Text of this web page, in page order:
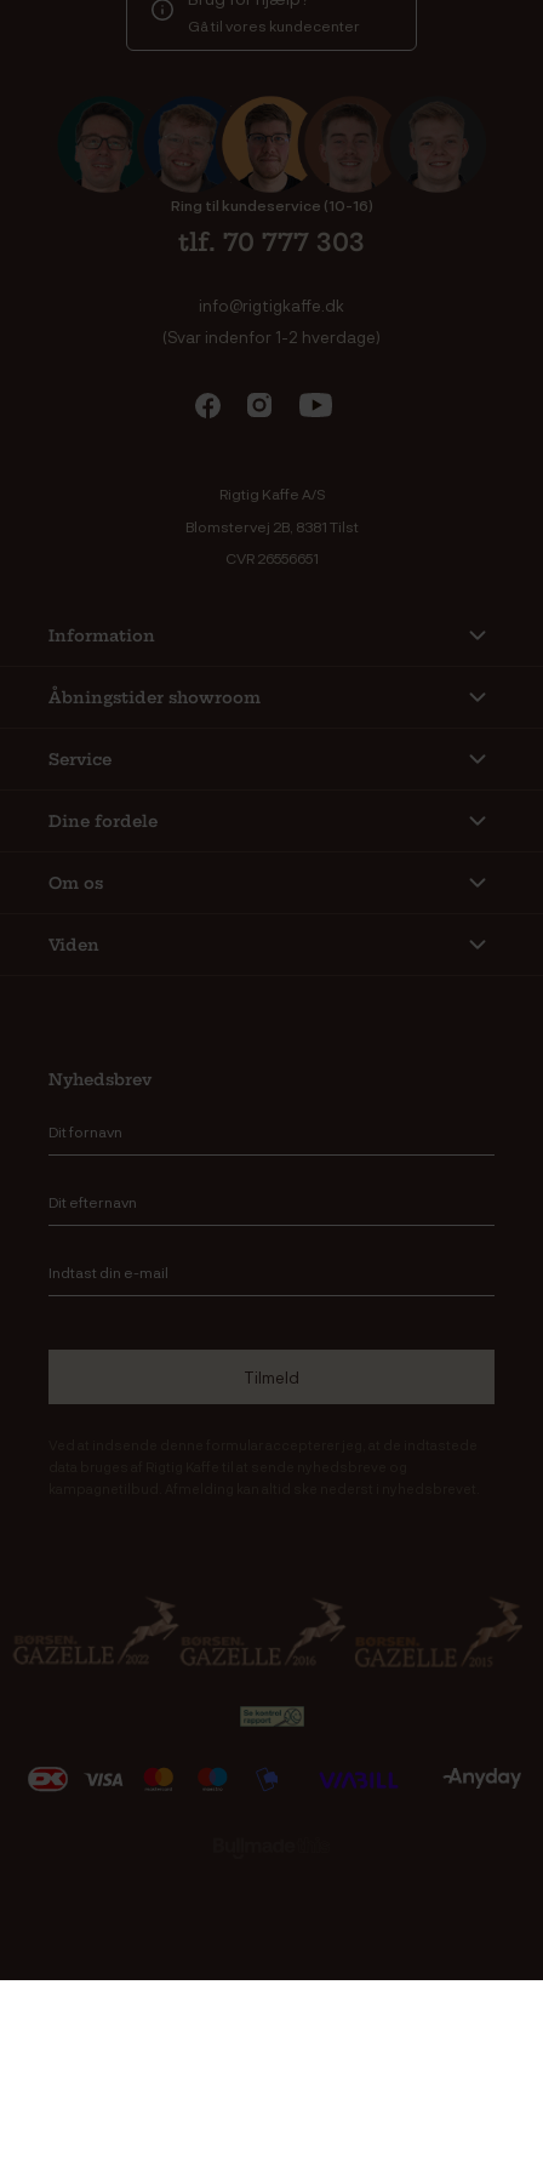
Gå til vores kundecenter
Ring til kundeservice (10-16)
tlf. 70 777 303
info@rigtigkaffe.dk
(Svar indenfor 1-2 hverdage)
Rigtig Kaffe A/S
Blomstervej 2B, 8381 Tilst
CVR 26556651
Information
Åbningstider showroom
Service
Dine fordele
Om os
Viden
Nyhedsbrev